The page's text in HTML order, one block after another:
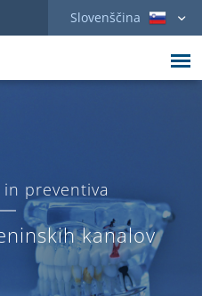
Slovenščina
preventiva
kanalov